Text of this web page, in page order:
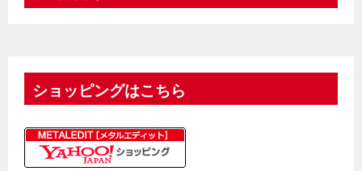
ショッピングはこちら